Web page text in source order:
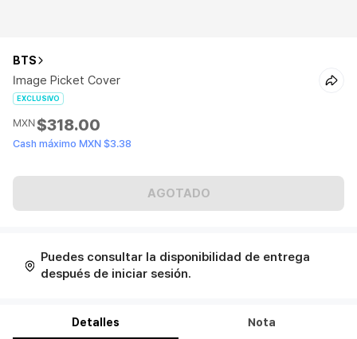
BTS
Image Picket Cover
EXCLUSIVO
MXN$318.00
Cash máximo MXN $3.38
AGOTADO
Puedes consultar la disponibilidad de entrega
después de iniciar sesión.
Detalles Nota